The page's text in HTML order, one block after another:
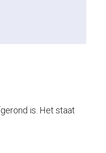
is. Het staat